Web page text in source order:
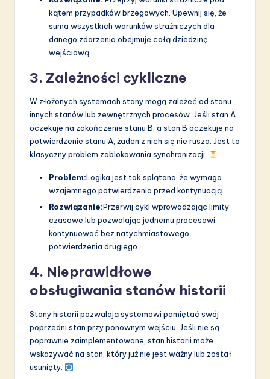
kątem przypadków brzegowych. Upewnij się, że
suma wszystkich warunków strażniczych dla
danego zdarzenia obejmuje całą dziedzinę
wejściową.
3. Zależności cykliczne
W złożonych systemach stany mogą zależeć od stanu
innych stanów lub zewnętrznych procesów. Jeśli stan A
oczekuje na zakończenie stanu B, a stan B oczekuje na
potwierdzenie stanu A, żaden z nich się nie rusza. Jest to
klasyczny problem zablokowania synchronizacji.
Problem:Logika jest tak splątana, że wymaga
wzajemnego potwierdzenia przed kontynuacją.
Rozwiązanie:Przerwij cykl wprowadzając limity
czasowe lub pozwalając jednemu procesowi
kontynuować bez natychmiastowego
potwierdzenia drugiego.
4. Nieprawidłowe
obsługiwania stanów historii
Stany historii pozwalają systemowi pamiętać swój
poprzedni stan przy ponownym wejściu. Jeśli nie są
poprawnie zaimplementowane, stan historii może
wskazywać na stan, który już nie jest ważny lub został
usunięty.